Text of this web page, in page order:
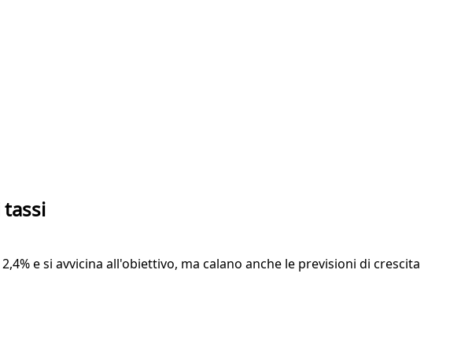
e si avvicina all'obiettivo, ma calano anche le previsioni di crescita